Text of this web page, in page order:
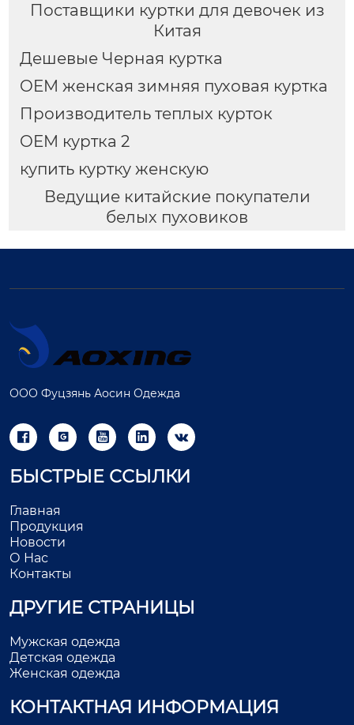
Поставщики куртки для девочек из
Китая
Дешевые Черная куртка
OEM женская зимняя пуховая куртка
Производитель теплых курток
OEM куртка 2
купить куртку женскую
Ведущие китайские покупатели
белых пуховиков
ООО Фуцзянь Аосин Одежда
    
БЫСТРЫЕ ССЫЛКИ
Главная
Продукция
Новости
О Нас
Контакты
ДРУГИЕ СТРАНИЦЫ
Мужская одежда
Детская одежда
Женская одежда
КОНТАКТНАЯ ИНФОРМАЦИЯ